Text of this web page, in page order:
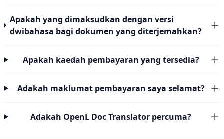
Apakah yang dimaksudkan dengan versi
dwibahasa bagi dokumen yang diterjemahkan?
Apakah kaedah pembayaran yang tersedia?
Adakah maklumat pembayaran saya selamat?
Adakah OpenL Doc Translator percuma?